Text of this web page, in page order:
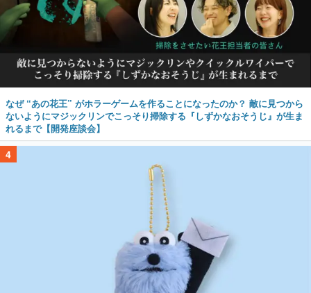
なぜ “あの花王” がホラーゲームを作ることになったのか？ 敵に見つから
ないようにマジックリンでこっそり掃除する『しずかなおそうじ』が生ま
れるまで【開発座談会】
4